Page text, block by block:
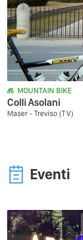
MOUNTAIN BIKE
Colli Asolani
Maser - Treviso (TV)
Eventi